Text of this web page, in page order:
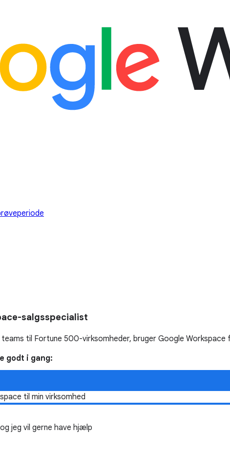
salgsspecialist
til Fortune 500-virksomheder, bruger Google
godt i gang:
til min virksomhed
jeg vil gerne have hjælp